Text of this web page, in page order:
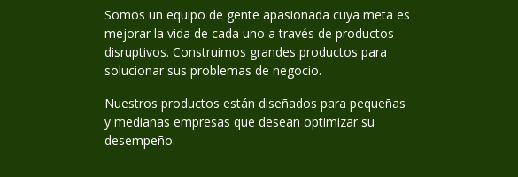
Somos un equipo de gente apasionada cuya meta es
mejorar la vida de cada uno a través de productos
disruptivos. Construimos grandes productos para
solucionar sus problemas de negocio.
Nuestros productos están diseñados para pequeñas
y medianas empresas que desean optimizar su
desempeño.